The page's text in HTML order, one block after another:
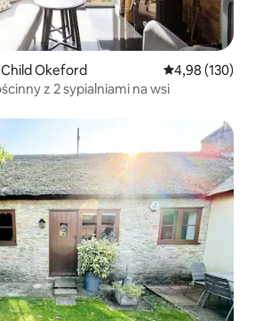
Okeford Średnia
4,98 (130)
z 2 sypialniami na wsi